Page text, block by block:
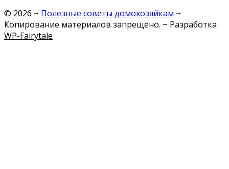
© 2026 ~ Полезные советы домохозяйкам ~
Копирование материалов запрещено. ~ Разработка
WP-Fairytale